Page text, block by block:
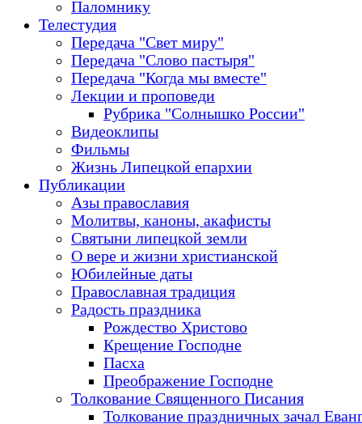
Паломнику
Телестудия
Передача "Свет миру"
Передача "Слово пастыря"
Передача "Когда мы вместе"
Лекции и проповеди
Рубрика "Солнышко России"
Видеоклипы
Фильмы
Жизнь Липецкой епархии
Публикации
Азы православия
Молитвы, каноны, акафисты
Святыни липецкой земли
О вере и жизни христианской
Юбилейные даты
Православная традиция
Радость праздника
Рождество Христово
Крещение Господне
Пасха
Преображение Господне
Толкование Священного Писания
Толкование праздничных зачал